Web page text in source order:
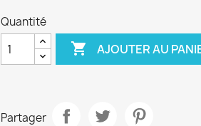
Quantité
 AJOUTER AU
Partager